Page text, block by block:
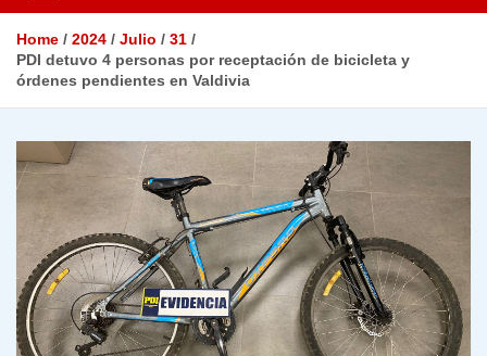
Home 2024 Julio
31
PDI detuvo 4 personas por receptación de bicicleta y
órdenes pendientes en Valdivia